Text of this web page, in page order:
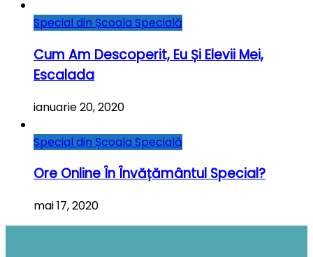
Special din Școala Specială
Cum Am Descoperit, Eu Și Elevii Mei,
Escalada
ianuarie 20, 2020
Special din Școala Specială
Ore Online În Învățământul Special?
mai 17, 2020